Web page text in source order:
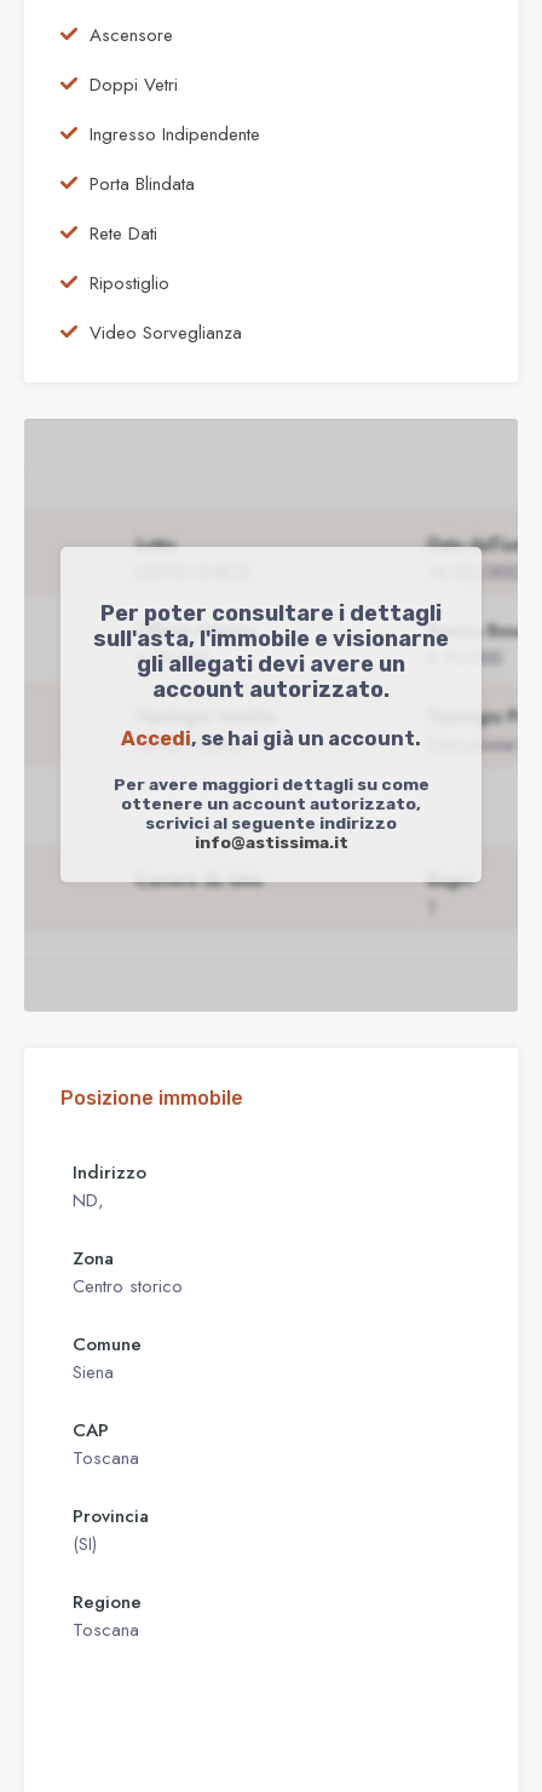
Ascensore
Doppi Vetri
Ingresso Indipendente
Porta Blindata
Rete Dati
Ripostiglio
Video Sorveglianza
Per poter consultare i dettagli
sull'asta, l'immobile e visionarne
gli allegati devi avere un
account autorizzato.
Accedi, se hai già un account.
Per avere maggiori dettagli su come
ottenere un account autorizzato,
scrivici al seguente indirizzo
info@astissima.it
Posizione immobile
Indirizzo
ND,
Zona
Centro storico
Comune
Siena
CAP
Toscana
Provincia
(SI)
Regione
Toscana